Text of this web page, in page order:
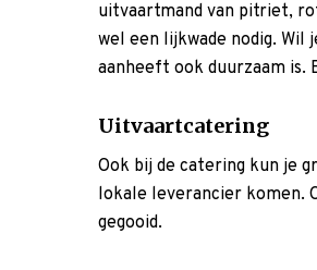
uitvaartmand van pitriet,
wel een lijkwade nodig. Wil
aanheeft ook duurzaam is.
Uitvaartcatering
Ook bij de catering kun je
lokale leverancier komen.
gegooid.